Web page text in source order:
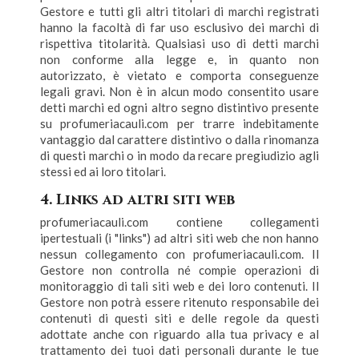
Gestore e tutti gli altri titolari di marchi registrati
hanno la facoltà di far uso esclusivo dei marchi di
rispettiva titolarità. Qualsiasi uso di detti marchi
non conforme alla legge e, in quanto non
autorizzato, è vietato e comporta conseguenze
legali gravi. Non è in alcun modo consentito usare
detti marchi ed ogni altro segno distintivo presente
su profumeriacauli.com per trarre indebitamente
vantaggio dal carattere distintivo o dalla rinomanza
di questi marchi o in modo da recare pregiudizio agli
stessi ed ai loro titolari.
4. Links ad altri siti web
profumeriacauli.com contiene collegamenti
ipertestuali (i "links") ad altri siti web che non hanno
nessun collegamento con profumeriacauli.com. Il
Gestore non controlla né compie operazioni di
monitoraggio di tali siti web e dei loro contenuti. Il
Gestore non potrà essere ritenuto responsabile dei
contenuti di questi siti e delle regole da questi
adottate anche con riguardo alla tua privacy e al
trattamento dei tuoi dati personali durante le tue